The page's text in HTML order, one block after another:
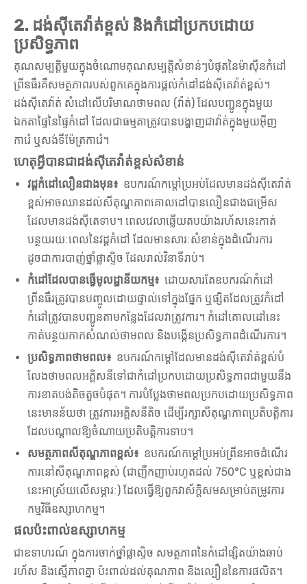
2. ដង់ស៊ីតេវ៉ាត់ខ្ពស់ និងកំដៅប្រកបដោយ
ប្រសិទ្ធភាព
គុណសម្បត្តិមួយក្នុងចំណោមគុណសម្បត្តិសំខាន់ៗបំផុតនៃម៉ាស៊ីនកំដៅ
ព្រីនធឺរគឺសមត្ថភាពរបស់ពួកគេក្នុងការផ្តល់កំដៅដង់ស៊ីតេវ៉ាត់ខ្ពស់។
ដង់ស៊ីតេវ៉ាត់ សំដៅលើបរិមាណថាមពល (វ៉ាត់) ដែលបញ្ជូនក្នុងមួយ
ឯកតាផ្ទៃនៃផ្ទៃកំដៅ ដែលជាធម្មតាត្រូវបានបង្ហាញជាវ៉ាត់ក្នុងមួយអ៊ីញ
ការ៉េ ឬសង់ទីម៉ែត្រការ៉េ។
ហេតុអ្វីបានជាដង់ស៊ីតេវ៉ាត់ខ្ពស់សំខាន់
វដ្តកំដៅលឿនជាងមុន៖ ឧបករណ៍កម្តៅប្រអប់ដែលមានដង់ស៊ីតេវ៉ាត់
ខ្ពស់អាចឈានដល់សីតុណ្ហភាពគោលដៅបានលឿនជាងជម្រើស
ដែលមានដង់ស៊ីតេទាប។ ពេលវេលាឆ្លើយតបយ៉ាងរហ័សនេះកាត់
បន្ថយរយៈពេលនៃវដ្តកំដៅ ដែលមានសារៈសំខាន់ក្នុងដំណើរការ
ដូចជាការបាញ់ថ្នាំផ្លាស្ទិច ដែលរាល់វិនាទីរាប់។
កំដៅដែលបានធ្វើមូលដ្ឋានីយកម្ម៖ ដោយសារតែឧបករណ៍កំដៅ
ព្រីនធឺរត្រូវបានបញ្ចូលដោយផ្ទាល់ទៅក្នុងផ្នែក ឬផ្សិតដែលត្រូវកំដៅ
កំដៅត្រូវបានបញ្ជូនតាមកន្លែងដែលវាត្រូវការ។ កំដៅគោលដៅនេះ
កាត់បន្ថយកាកសំណល់ថាមពល និងបង្កើនប្រសិទ្ធភាពដំណើរការ។
ប្រសិទ្ធភាពថាមពល៖ ឧបករណ៍កម្តៅដែលមានដង់ស៊ីតេវ៉ាត់ខ្ពស់បំ
លែងថាមពលអគ្គិសនីទៅជាកំដៅប្រកបដោយប្រសិទ្ធភាពជាមួយនឹង
ការខាតបង់តិចតួចបំផុត។ ការបំប្លែងថាមពលប្រកបដោយប្រសិទ្ធភាព
នេះមានន័យថា ត្រូវការអគ្គិសនីតិច ដើម្បីរក្សាសីតុណ្ហភាពប្រតិបត្តិការ
ដែលបណ្តាលឱ្យចំណាយប្រតិបត្តិការទាប។
សមត្ថភាពសីតុណ្ហភាពខ្ពស់៖ ឧបករណ៍កម្តៅប្រអប់ព្រីនអាចដំណើរ
ការនៅសីតុណ្ហភាពខ្ពស់ (ជាញឹកញាប់រហូតដល់ 750°C ឬខ្ពស់ជាង
នេះអាស្រ័យលើសម្ភារៈ) ដែលធ្វើឱ្យពួកវាស័ក្តិសមសម្រាប់តម្រូវការ
កម្មវិធីឧស្សាហកម្ម។
ផលប៉ះពាល់ឧស្សាហកម្ម
ជាឧទាហរណ៍ ក្នុងការចាក់ថ្នាំផ្លាស្ទិច សមត្ថភាពនៃកំដៅផ្សិតយ៉ាងឆាប់
រហ័ស និងស្មើភាពគ្នា ប៉ះពាល់ដល់គុណភាព និងល្បឿននៃការផលិត។